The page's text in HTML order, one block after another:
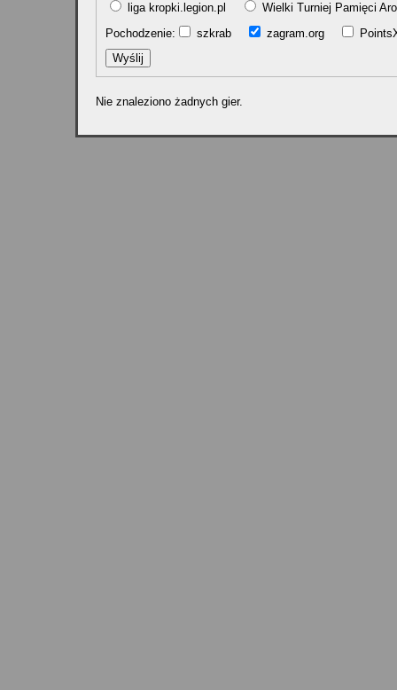
liga kropki.legion.pl
Wielki Turniej Pamięci
Pochodzenie:
szkrab zagram.org
Nie znaleziono żadnych gier.